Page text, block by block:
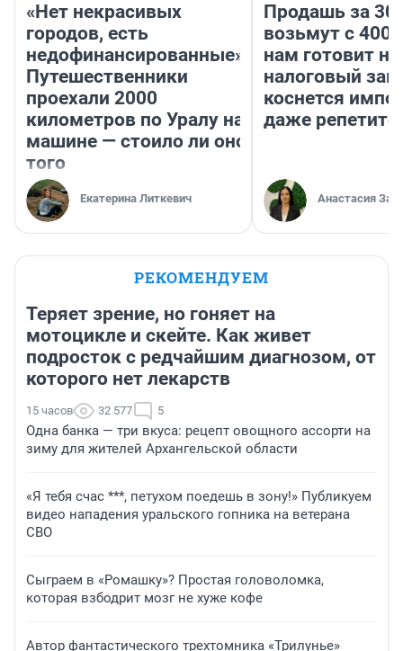
«Нет некрасивых
городов, есть
недофинансированные».
Путешественники
проехали 2000
километров по Уралу на
машине — стоило ли оно
того
Екатерина Литкевич
Продашь за
возьмут с
нам готовит
налоговый
коснется
даже
Анастасия
РЕКОМЕНДУЕМ
Теряет зрение, но гоняет на
мотоцикле и скейте. Как живет
подросток с редчайшим диагнозом, от
которого нет лекарств
15 часов 32 577 5
Одна банка — три вкуса: рецепт овощного ассорти на
зиму для жителей Архангельской области
«Я тебя счас ***, петухом поедешь в зону!» Публикуем
видео нападения уральского гопника на ветерана
СВО
Сыграем в «Ромашку»? Простая головоломка,
которая взбодрит мозг не хуже кофе
Автор фантастического трехтомника «Трилунье»